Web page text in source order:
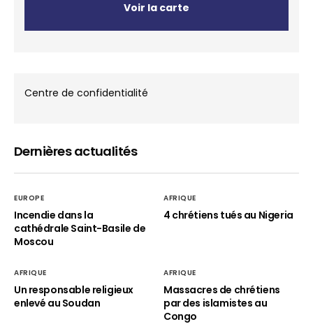
Voir la carte
Centre de confidentialité
Dernières actualités
EUROPE
Incendie dans la
cathédrale Saint-Basile de
Moscou
AFRIQUE
4 chrétiens tués au Nigeria
AFRIQUE
Un responsable religieux
enlevé au Soudan
AFRIQUE
Massacres de chrétiens
par des islamistes au
Congo